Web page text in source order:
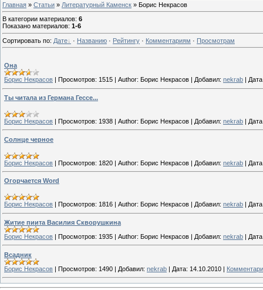
Главная » Статьи » Литературный Каменск » Борис Некрасов
В категории материалов: 6
Показано материалов: 1-6
Сортировать по: Дате · Названию · Рейтингу · Комментариям · Просмотрам
Она
Борис Некрасов
Просмотров: 1515 Author: Борис Некрасов Добавил: nekrab
Ты читала из Германа Гессе...
Борис Некрасов | Просмотров: 1938 | Author: Борис Некрасов | Добавил: nekrab |
Солнце черное
Борис Некрасов | Просмотров: 1820 | Author: Борис Некрасов | Добавил: nekrab |
Огорчается Word
Борис Некрасов Просмотров: 1816 Author: Борис Некрасов Добавил: nekrab
Житие пиита Василия Скворушкина
Борис Некрасов | Просмотров: 1935 | Author: Борис Некрасов | Добавил: nekrab |
Всадник
Борис Некрасов | Просмотров: 1490 | Добавил: nekrab | Дата: 14.10.2010 |